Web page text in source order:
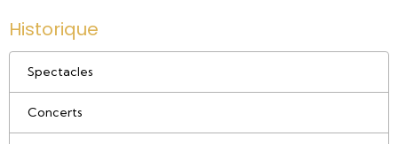
Historique
Spectacles
Concerts